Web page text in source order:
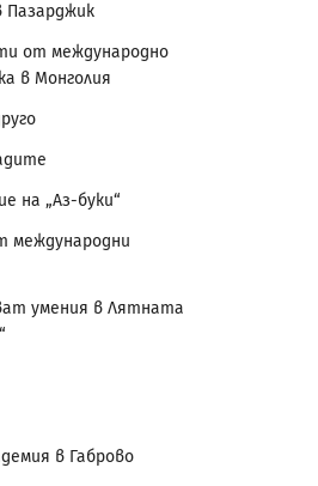
Пазарджик
от международно
в Монголия
на „Аз-буки“
международни
умения в Лятната
в Габрово